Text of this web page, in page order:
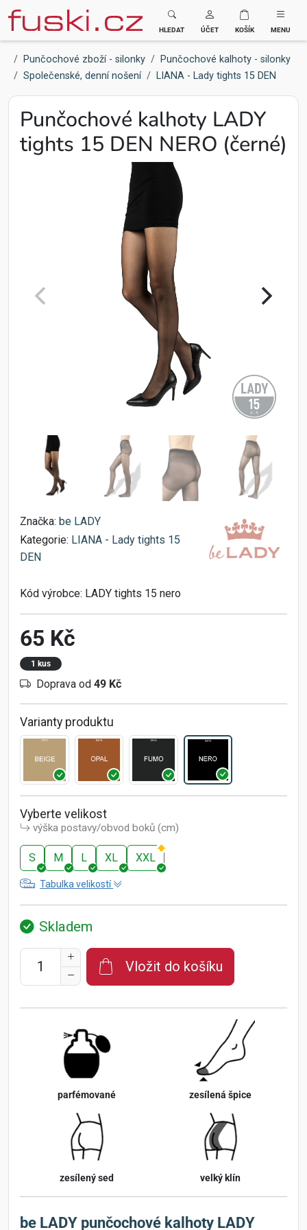
Fuski BOMA
HLEDAT ÚČET KOŠÍK MENU
Punčochové zboží - silonky
Punčochové kalhoty - silonky
Společenské, denní nošení
LIANA - Lady tights 15 DEN
Punčochové kalhoty LADY
tights 15 DEN NERO (černé)
Značka: be LADY
Kategorie: LIANA - Lady tights 15
DEN
Kód výrobce: LADY tights 15 nero
65 Kč
1 kus
Doprava od 49 Kč
Varianty produktu
Vyberte velikost
výška postavy/obvod boků (cm)
S M L XL XXL
Tabulka velikostí
Skladem
Vložit do košíku
parfémované zesílená špice
zesílený sed velký klín
be LADY punčochové kalhoty LADY